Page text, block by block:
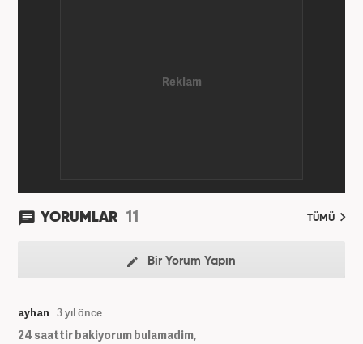
YORUMLAR 11 TÜMÜ
Bir Yorum Yapın
ayhan 3 yıl önce
24 saattir bakiyorum bulamadim,